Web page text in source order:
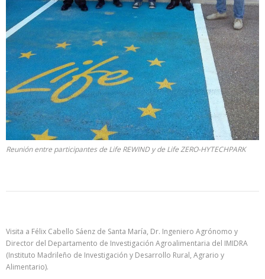
Reunión entre participantes de Life REWIND y de Life ZERO-HYTECHPARK
Visita a Félix Cabello Sáenz de Santa María, Dr. Ingeniero Agrónomo y
Director del Departamento de Investigación Agroalimentaria del IMIDRA
(Instituto Madrileño de Investigación y Desarrollo Rural, Agrario y
Alimentario).